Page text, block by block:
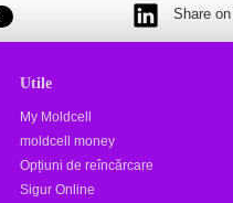
Share
Utile
My Moldcell
moldcell money
Opțiuni de reîncărcare
Sigur Online